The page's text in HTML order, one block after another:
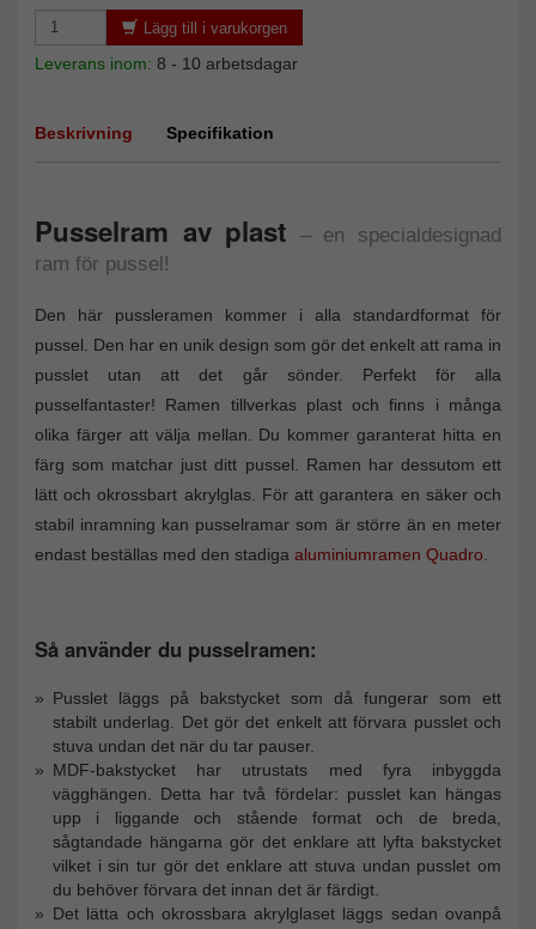
Lägg till i varukorgen
Leverans inom: 8 - 10 arbetsdagar
Beskrivning Specifikation
Pusselram av plast
– en specialdesignad
ram för pussel!
Den här pussleramen kommer i alla standardformat för
pussel. Den har en unik design som gör det enkelt att rama in
pusslet utan att det går sönder. Perfekt för alla
pusselfantaster! Ramen tillverkas plast och finns i många
olika färger att välja mellan. Du kommer garanterat hitta en
färg som matchar just ditt pussel. Ramen har dessutom ett
lätt och okrossbart akrylglas. För att garantera en säker och
stabil inramning kan pusselramar som är större än en meter
endast beställas med den stadiga aluminiumramen Quadro
Så använder du pusselramen:
Pusslet läggs på bakstycket som då fungerar som ett
stabilt underlag. Det gör det enkelt att förvara pusslet och
stuva undan det när du tar pauser.
MDF-bakstycket har utrustats med fyra inbyggda
vägghängen. Detta har två fördelar: pusslet kan hängas
upp i liggande och stående format och de breda,
sågtandade hängarna gör det enklare att lyfta bakstycket
vilket i sin tur gör det enklare att stuva undan pusslet om
du behöver förvara det innan det är färdigt.
Det lätta och okrossbara akrylglaset läggs sedan ovanpå